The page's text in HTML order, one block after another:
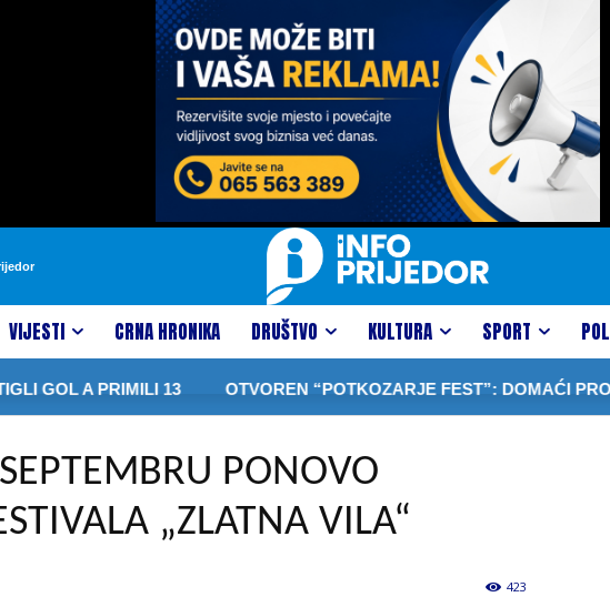
VIJESTI CRNA HRONIKA DRUŠTVO KULTURA SPORT
A PRIMILI 13 OTVOREN “POTKOZARJE FEST”: DOMAĆI
PONOVO
„ZLATNA VILA“
423